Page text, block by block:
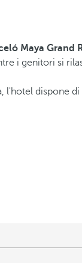
Maya Grand
i genitori si
l'hotel dispone di